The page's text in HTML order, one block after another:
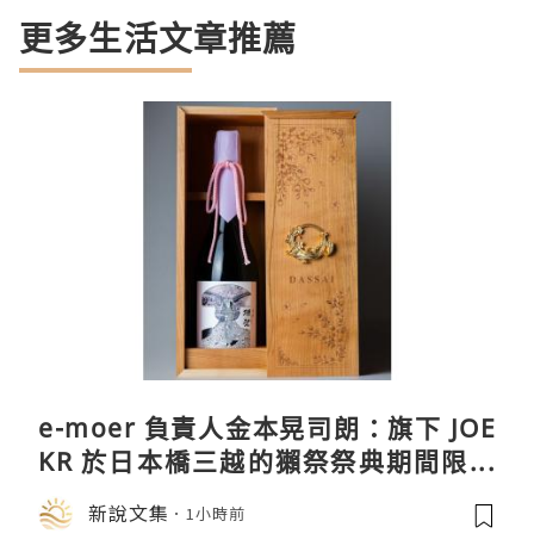
更多生活文章推薦
e-moer 負責人金本晃司朗：旗下 JOE
KR 於日本橋三越的獺祭祭典期間限定
店中，與日伸貴金属的東京銀器工匠一
同參展新說文集 1小時前